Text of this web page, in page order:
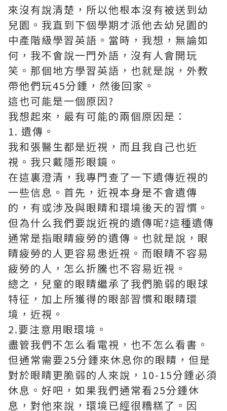
來沒有說清楚，所以他根本沒有被送到幼
兒園。我直到下個學期才派他去幼兒園的
中產階級學習英語。當時，我想，無論如
何，我不會說一門外語，沒有人會開玩
笑。那個地方學習英語，也就是說，外教
帶他們玩45分鍾，然後回家。
這也可能是一個原因?
我想起來，最有可能的兩個原因是：
1. 遺傳。
我和張醫生都是近視，而且我自己也近
視。我只戴隱形眼鏡。
在這裏澄清，我專門查了一下遺傳近視的
一些信息。首先，近視本身是不會遺傳
的，有或涉及與眼睛和環境後天的習慣。
但為什么我們要說近視的遺傳呢?這種遺傳
通常是指眼睛疲勞的遺傳。也就是說，眼
睛疲勞的人更容易患近視。而眼睛不容易
疲勞的人，怎么折騰也不容易近視。
總之，兒童的眼睛繼承了我們脆弱的眼球
特征，加上所獲得的眼部習慣和眼睛環
境，近視。
2.要注意用眼環境。
盡管我們不怎么看電視，也不怎么看書。
但通常需要25分鍾來休息你的眼睛，但是
對於眼睛更脆弱的人來說，10-15分鍾必須
休息。好吧，如果我們通常看25分鍾休
息，對他來說，環境已經很糟糕了。因